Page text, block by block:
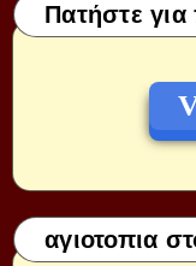
Πατήστε για
αγιοτοπια